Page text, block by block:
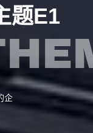
题E1
企